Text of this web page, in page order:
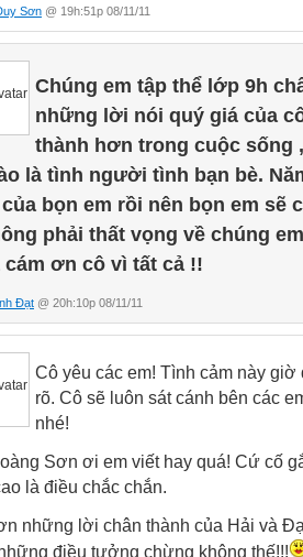
Sơn @ 19h:51p 08/11/11
Chúng em tập thể lớp 9h
những lời nói quý giá của
thành hơn trong cuộc sống
là tình người tình bạn bè.
bọn em rồi nên bọn em sẽ
phải thất vọng về chúng
cám ơn cô vì tất cả !!
Đạt @ 20h:10p 08/11/11
Cô yêu các em! Tình cảm này giờ
rõ. Cô sẽ luôn sát cánh bên các
nhé!
Sơn ơi em viết hay quá! Cứ cố
là điều chắc chắn.
những lời chân thành của Hải và
điều tưởng chừng không thế!!!